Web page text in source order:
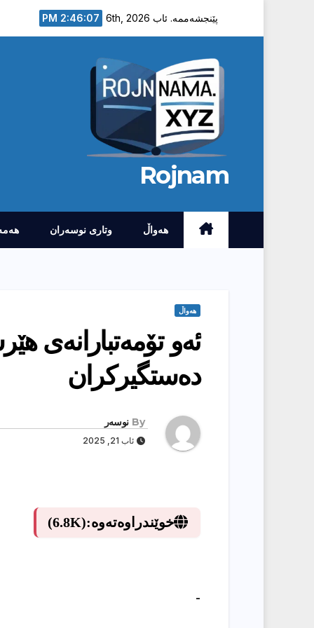
پێنجشەممە. ئاب 6th, 2026 2:46:08 PM
Rojnam
هەواڵ وتارى نوسەران
هەواڵ
ئەو تۆمەتبارانەی
دەستگیرکران
By نوسەر
ئاب 21, 2025
خوێندراوەتەوە:(6.8K)
-